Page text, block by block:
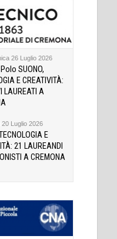
26 Luglio 2026
SUONO,
E CREATIVITÀ:
LAUREATI A
20 Luglio 2026
E
21 LAUREANDI
A CREMONA